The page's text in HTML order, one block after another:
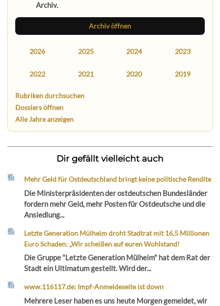
Archiv.
Archiv öffnen
2026 2025 2024 2023
2022 2021 2020 2019
Rubriken durchsuchen
Dossiers öffnen
Alle Jahre anzeigen
Dir gefällt vielleicht auch
Mehr Geld für Ostdeutschland bringt keine politische Rendite
Die Ministerpräsidenten der ostdeutschen Bundesländer
fordern mehr Geld, mehr Posten für Ostdeutsche und die
Ansiedlung...
Letzte Generation Mülheim droht Stadtrat mit 16,5 Millionen
Euro Schaden: „Wir scheißen auf euren Wohlstand!
Die Gruppe "Letzte Generation Mülheim" hat dem Rat der
Stadt ein Ultimatum gestellt. Wird der...
www.116117.de: Impf-Anmeldeseite ist down
Mehrere Leser haben es uns heute Morgen gemeldet, wir